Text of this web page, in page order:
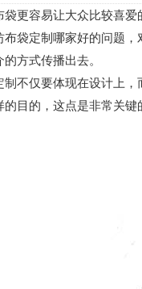
容易让大众比较喜爱
布袋定制哪家好的问题
方式传播出去。
不仅要体现在设计上，
目的，这点是非常关键